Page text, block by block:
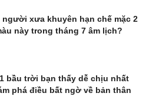
người xưa khuyên hạn chế mặc 2
này trong tháng 7 âm lịch?
bầu trời bạn thấy dễ chịu nhất
phá điều bất ngờ về bản thân